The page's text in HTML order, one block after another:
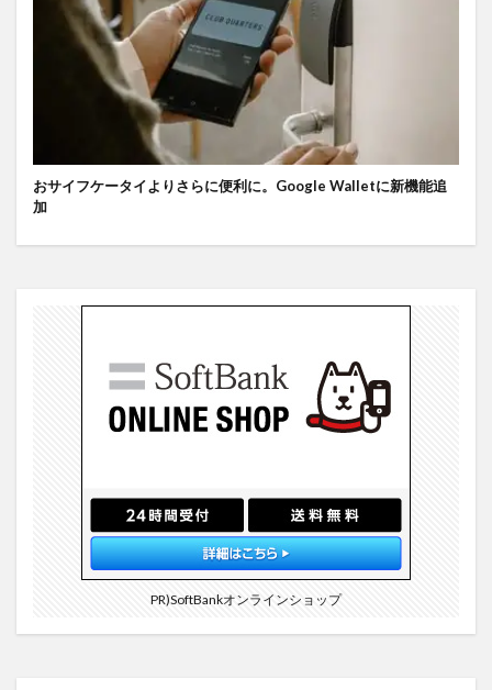
おサイフケータイよりさらに便利に。Google Walletに新機能追
加
PR)SoftBankオンラインショップ